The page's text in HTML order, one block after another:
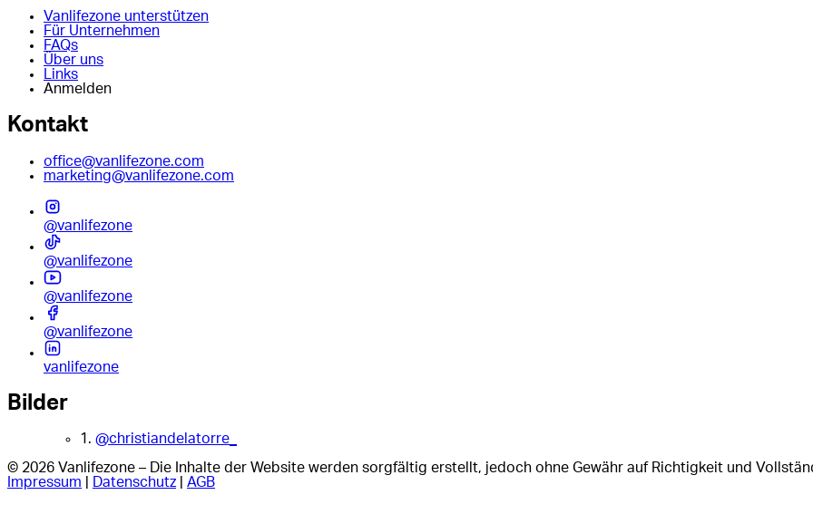
Vanlifezone unterstützen
Für Unternehmen
FAQs
Über uns
Links
Anmelden
Kontakt
office@vanlifezone.com
marketing@vanlifezone.com
@vanlifezone
@vanlifezone
@vanlifezone
@vanlifezone
vanlifezone
Bilder
1. @christiandelatorre_
© 2026 Vanlifezone – Die Inhalte der Website werden sorgfältig erstellt, jedoch ohne Gewähr auf Richtigkeit und
Impressum
Datenschutz| AGB